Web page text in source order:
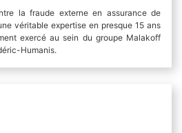
la fraude externe en assurance de
véritable expertise en presque 15 ans
exercé au sein du groupe Malakoff
Humanis.